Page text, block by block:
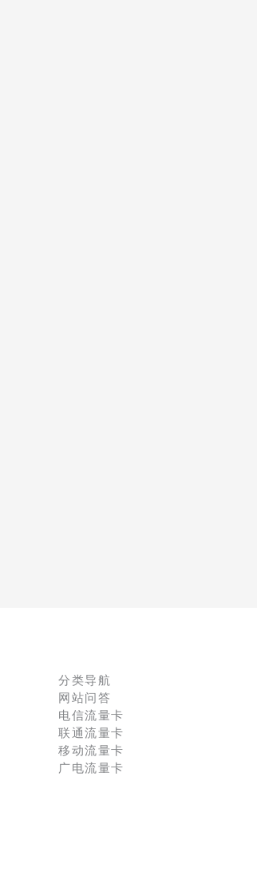
分类导航
网站问答
电信流量卡
联通流量卡
移动流量卡
广电流量卡